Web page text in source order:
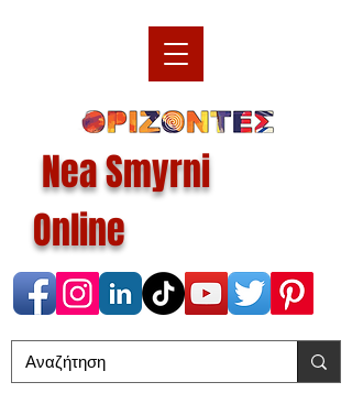
Nea Smyrni
Online